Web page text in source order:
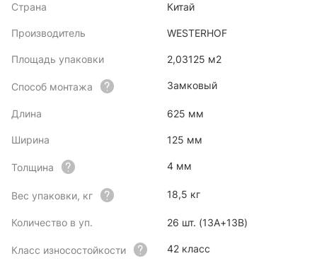
Страна Китай
Производитель WESTERHOF
Площадь упаковки 2,03125 м2
Способ монтажа Замковый
Длина 625 мм
Ширина 125 мм
Толщина 4 мм
Вес упаковки, кг 18,5 кг
Количество в уп. 26 шт. (13А+13В)
Класс износостойкости 42 класс